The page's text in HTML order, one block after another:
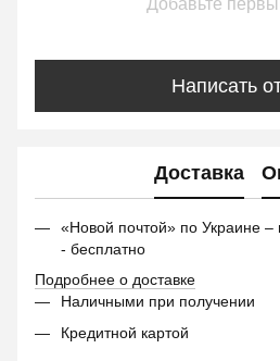
Добавьте
Написать
Доставка
«Новой почтой» по Украине –
- бесплатно
Подробнее о доставке
Наличными при получении
Кредитной картой